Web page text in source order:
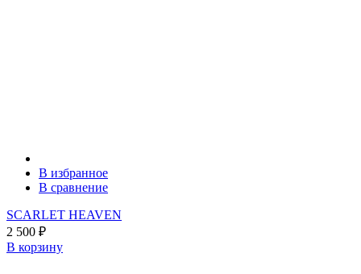
В избранное
В сравнение
SCARLET HEAVEN
2 500 ₽
В корзину